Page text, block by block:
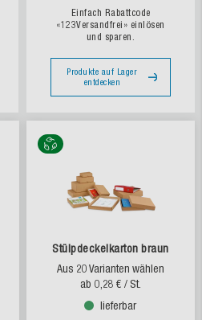
Einfach Rabattcode
«123Versandfrei» einlösen
und sparen.
Produkte auf Lager
entdecken
Stülpdeckelkarton braun
Aus 20 Varianten wählen
ab 0,28 € / St.
lieferbar